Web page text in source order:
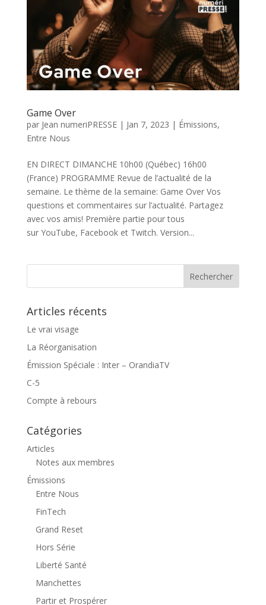
Game Over
par Jean numeriPRESSE| Jan 7, 2023 | Émissions,
Entre Nous
EN DIRECT DIMANCHE 10h00 (Québec) 16h00
(France) PROGRAMME Revue de l’actualité de la
semaine. Le thème de la semaine: Game Over Vos
questions et commentaires sur l’actualité. Partagez
avec vos amis! Première partie pour tous
sur YouTube, Facebook et Twitch. Version...
Articles récents
Le vrai visage
La Réorganisation
Émission Spéciale : Inter – OrandiaTV
C-5
Compte à rebours
Catégories
Articles
Notes aux membres
Émissions
Entre Nous
FinTech
Grand Reset
Hors Série
Liberté Santé
Manchettes
Partir et Prospérer